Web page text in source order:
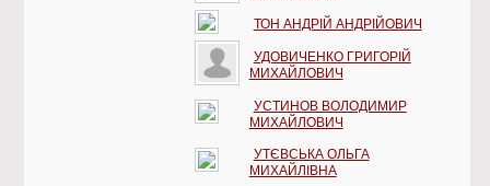
ТОН АНДРІЙ АНДРІЙОВИЧ
УДОВИЧЕНКО ГРИГОРІЙ
МИХАЙЛОВИЧ
УСТИНОВ ВОЛОДИМИР
МИХАЙЛОВИЧ
УТЄВСЬКА ОЛЬГА
МИХАЙЛІВНА